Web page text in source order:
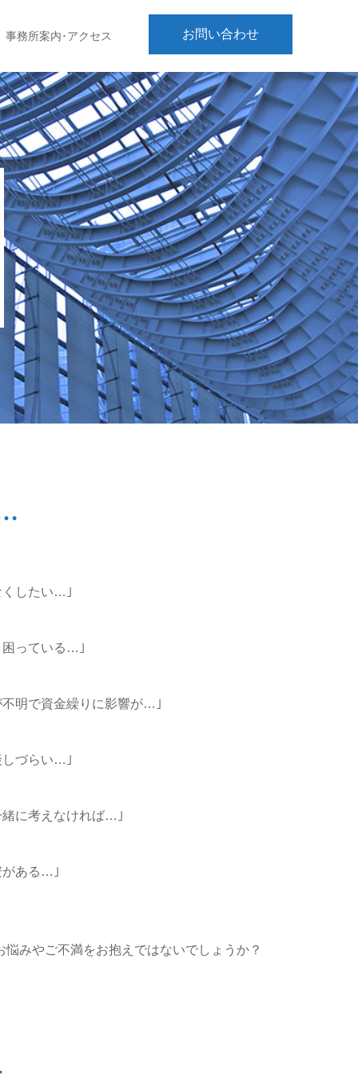
お問い合わせ
事務所案内･アクセス
くしたい…｣
困っている…｣
明で資金繰りに影響が…｣
しづらい…｣
緒に考えなければ…｣
がある…｣
みやご不満をお抱えではないでしょうか？